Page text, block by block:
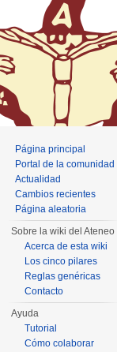
Página principal
Portal de la comunidad
Actualidad
Cambios recientes
Página aleatoria
Sobre la wiki del Ateneo
Acerca de esta wiki
Los cinco pilares
Reglas genéricas
Contacto
Ayuda
Tutorial
Cómo colaborar